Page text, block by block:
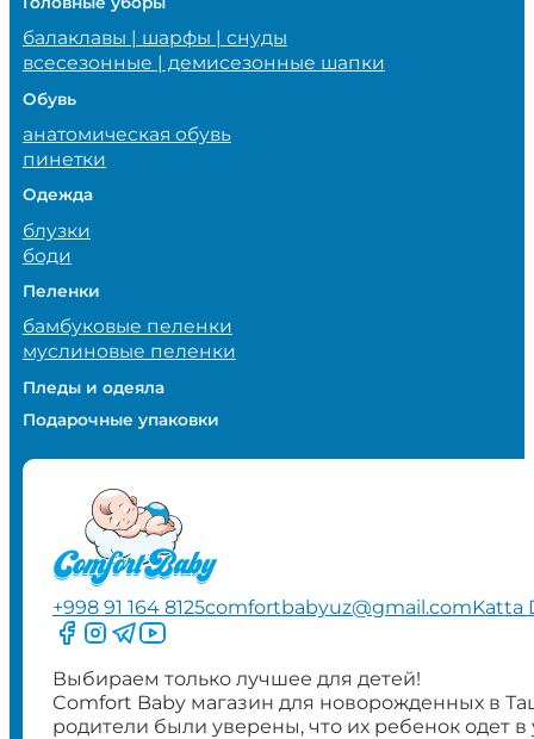
балаклавы | шарфы | снуды
всесезонные | демисезонные шапки
Обувь
анатомическая обувь
пинетки
Одежда
блузки
боди
Пеленки
бамбуковые пеленки
муслиновые пеленки
Пледы и одеяла
Подарочные упаковки
+998 91 164 8125comfortbabyuz@gmail.comKatta
Следите за нами на Facebook
Следите за нами в Instagram
Следите за нами в Telegram
Следите за нами в YouTube
Выбираем только лучшее для детей!
Comfort Baby магазин для новорожденных в
родители были уверены, что их ребенок одет